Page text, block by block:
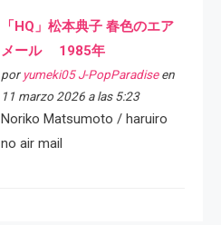
「HQ」松本典子 春色のエア
メール 1985年
por yumeki05 J-PopParadiseen
11 marzo 2026 a las 5:23
Noriko Matsumoto / haruiro
no air mail